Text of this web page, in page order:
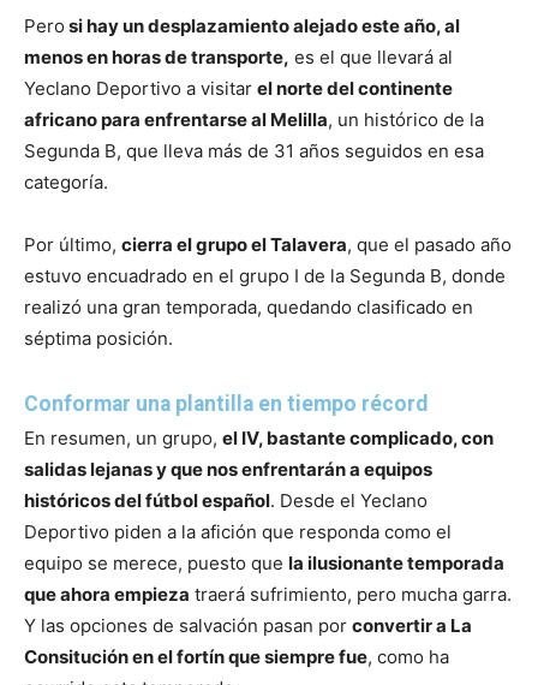
Pero si hay un desplazamiento alejado este año, al
menos en horas de transporte, es el que llevará al
Yeclano Deportivo a visitar el norte del continente
africano para enfrentarse al Melilla, un histórico de la
Segunda B, que lleva más de 31 años seguidos en esa
categoría.
Por último, cierra el grupo el Talavera, que el pasado año
estuvo encuadrado en el grupo I de la Segunda B, donde
realizó una gran temporada, quedando clasificado en
séptima posición.
Conformar una plantilla en tiempo récord
En resumen, un grupo, el IV, bastante complicado, con
salidas lejanas y que nos enfrentarán a equipos
históricos del fútbol español. Desde el Yeclano
Deportivo piden a la afición que responda como el
equipo se merece, puesto que la ilusionante temporada
que ahora empieza traerá sufrimiento, pero mucha garra.
Y las opciones de salvación pasan por convertir a La
Consitución en el fortín que siempre fue, como ha